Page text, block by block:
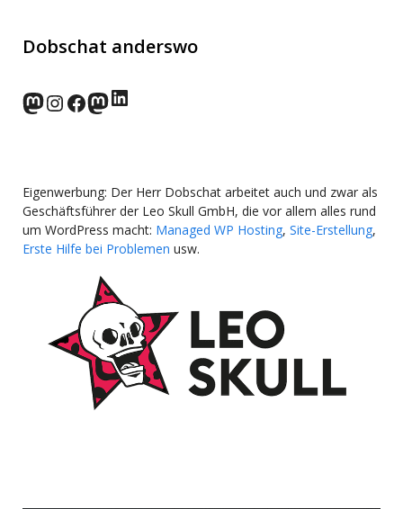
Dobschat anderswo
norden.social
Instagram
Facebook
wp-punks.social
LinkedIn
Eigenwerbung: Der Herr Dobschat arbeitet auch und zwar als
Geschäftsführer der Leo Skull GmbH, die vor allem alles rund
um WordPress macht: Managed WP Hosting, Site-Erstellung,
Erste Hilfe bei Problemen usw.